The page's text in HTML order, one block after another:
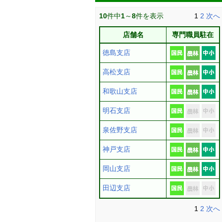
10件中1～8件を表示 1 2 次へ
店舗名 専門職員駐在
徳島支店
高松支店
和歌山支店
明石支店
泉佐野支店
神戸支店
岡山支店
田辺支店
1 2 次へ